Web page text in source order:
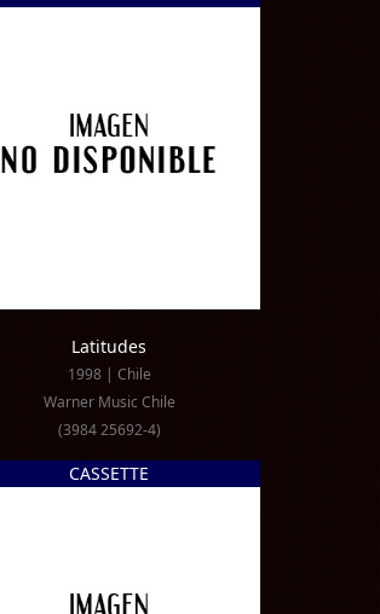
Latitudes
1998 | Chile
Warner Music Chile
(3984 25692-4)
CASSETTE